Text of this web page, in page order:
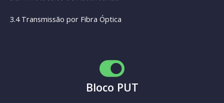
3.4 Transmissão por Fibra Óptica
Bloco PUT